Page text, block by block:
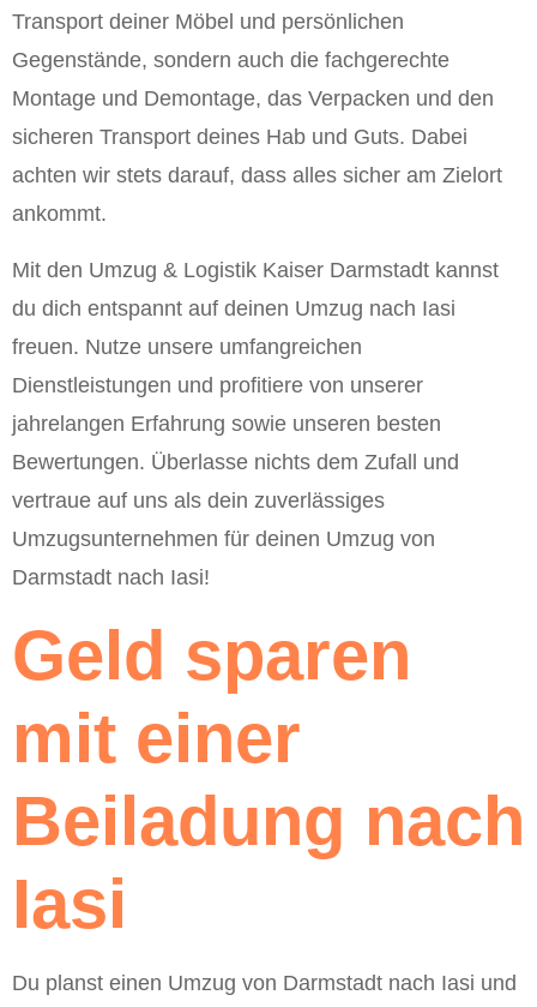
Transport deiner Möbel und persönlichen
Gegenstände, sondern auch die fachgerechte
Montage und Demontage, das Verpacken und den
sicheren Transport deines Hab und Guts. Dabei
achten wir stets darauf, dass alles sicher am Zielort
ankommt.
Mit den Umzug & Logistik Kaiser Darmstadt kannst
du dich entspannt auf deinen Umzug nach Iasi
freuen. Nutze unsere umfangreichen
Dienstleistungen und profitiere von unserer
jahrelangen Erfahrung sowie unseren besten
Bewertungen. Überlasse nichts dem Zufall und
vertraue auf uns als dein zuverlässiges
Umzugsunternehmen für deinen Umzug von
Darmstadt nach Iasi!
Geld sparen
mit einer
Beiladung nach
Iasi
Du planst einen Umzug von Darmstadt nach Iasi und